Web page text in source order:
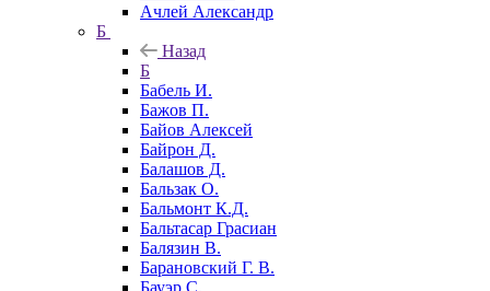
Ачлей Александр
Б
Назад
Б
Бабель И.
Бажов П.
Байов Алексей
Байрон Д.
Балашов Д.
Бальзак О.
Бальмонт К.Д.
Бальтасар Грасиан
Балязин В.
Барановский Г. В.
Бауэр С.